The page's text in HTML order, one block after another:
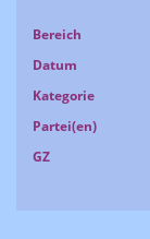
Bereich
Datum
Kategorie
Partei(en)
GZ